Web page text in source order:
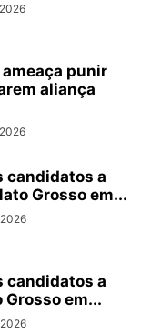
punir
aliança
candidatos a
Grosso em...
candidatos a
em...